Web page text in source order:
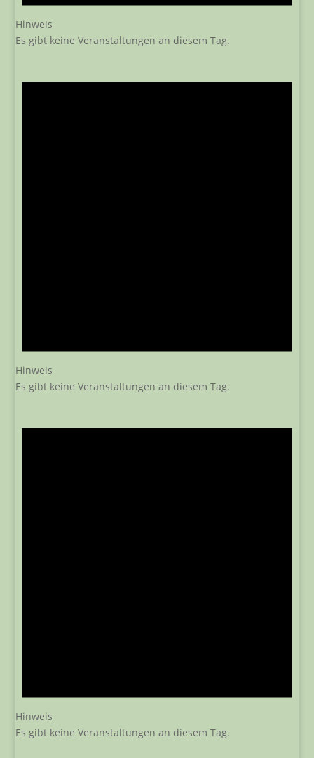
Hinweis
Es gibt keine Veranstaltungen an diesem Tag.
Hinweis
Es gibt keine Veranstaltungen an diesem Tag.
Hinweis
Es gibt keine Veranstaltungen an diesem Tag.